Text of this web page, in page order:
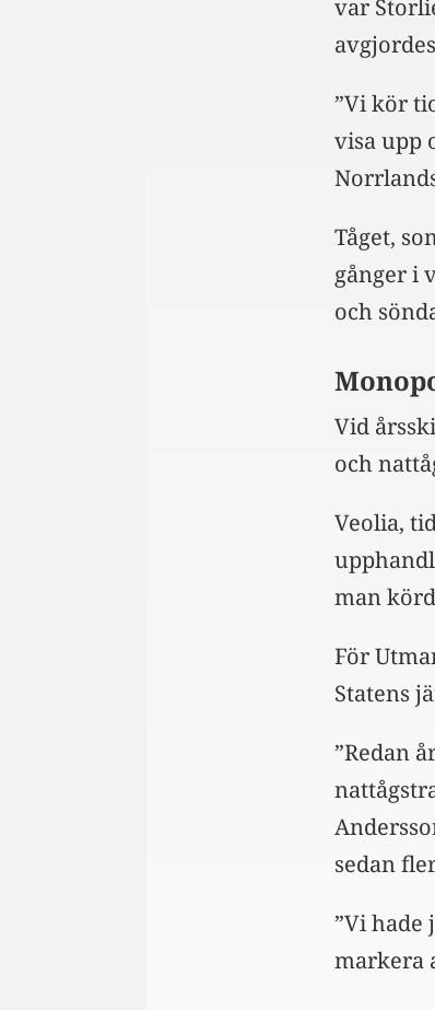
var
”Vi kör
visa upp
Tåget,
gånger i
och
Vid
och
Veolia,
man
För
Statens
”Redan
sedan
”Vi hade
markera